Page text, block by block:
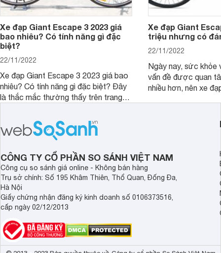
Xe đạp Giant Escape 3 2023 giá
bao nhiêu? Có tính năng gì đặc
biệt?
22/11/2022
Xe đạp Giant Escape 3 2023 giá bao
nhiêu? Có tính năng gì đặc biệt? Đây
là thắc mắc thường thấy trên trang
bạn giải đáp trong bài viết ngay sau
đây. Cùng đón xem nhé.
Xe đạp Giant
triệu nhưng có
22/11/2022
Ngày nay, sức khỏe
vấn đề được quan
nhiều hơn, nên xe
học, đi làm. Nổi bật
tiền không?
CÔNG TY CỔ PHẦN SO SÁNH VIỆT NAM
Công cụ so sánh giá online - Không bán hàng
Trụ sở chính: Số 195 Khâm Thiên, Thổ Quan, Đống Đa,
Hà Nội
Giấy chứng nhận đăng ký kinh doanh số 0106373516,
cấp ngày 02/12/2013